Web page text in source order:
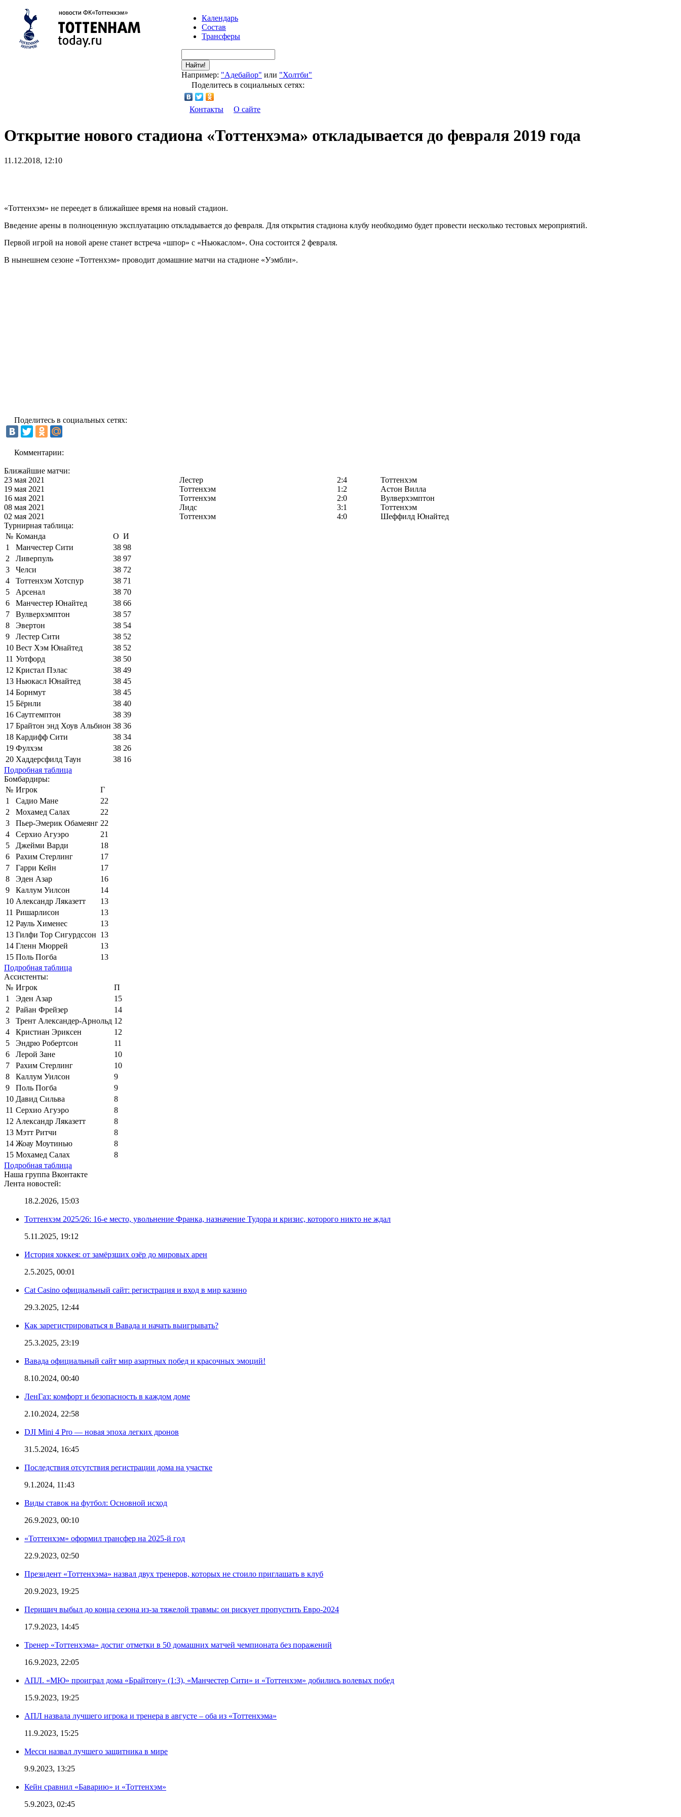
Календарь
Состав
Трансферы
Найти!
Например: "Адебайор" или "Холтби"
Поделитесь в социальных сетях:
Контакты О сайте
Открытие нового стадиона «Тоттенхэма» откладывается до февраля 2019 года
11.12.2018, 12:10
«Тоттенхэм» не переедет в ближайшее время на новый стадион.
Введение арены в полноценную эксплуатацию откладывается до февраля. Для открытия стадиона клубу необходимо будет провести несколько тестовых мероприятий.
Первой игрой на новой арене станет встреча «шпор» с «Ньюкаслом». Она состоится 2 февраля.
В нынешнем сезоне «Тоттенхэм» проводит домашние матчи на стадионе «Уэмбли».
Поделитесь в социальных сетях:
Комментарии:
Ближайшие матчи:
23 мая 2021
Лестер 2:4
Тоттенхэм
19 мая 2021
Тоттенхэм 1:2
Астон Вилла
16 мая 2021
Тоттенхэм 2:0
Вулверхэмптон
08 мая 2021
Лидс 3:1
Тоттенхэм
02 мая 2021
Тоттенхэм 4:0
Шеффилд Юнайтед
Турнирная таблица:
№ Команда О И
1
Манчестер Сити 38 98
2
Ливерпуль 38 97
3
Челси 38 72
4
Тоттенхэм Хотспур 38 71
5
Арсенал 38 70
6
Манчестер Юнайтед 38 66
7
Вулверхэмптон 38 57
8
Эвертон 38 54
9
Лестер Сити 38 52
10 Вест Хэм Юнайтед 38 52
11 Уотфорд 38 50
12 Кристал Пэлас 38 49
13 Ньюкасл Юнайтед 38 45
14 Борнмут 38 45
15 Бёрнли 38 40
16 Саутгемптон 38 39
17 Брайтон энд Хоув Альбион 38 36
18 Кардифф Сити 38 34
19 Фулхэм 38 26
20 Хаддерсфилд Таун 38 16
Подробная таблица
Бомбардиры:
№ Игрок
Г
1
Садио Мане
22
2
Мохамед Салах
22
3
Пьер-Эмерик Обамеянг 22
4
Серхио Агуэро
21
5
Джейми Варди
18
6
Рахим Стерлинг
17
7
Гарри Кейн
17
8
Эден Азар
16
9
Каллум Уилсон
14
10 Александр Ляказетт
13
11 Ришарлисон
13
12 Рауль Хименес
13
13 Гилфи Тор Сигурдссон 13
14 Гленн Мюррей
13
15 Поль Погба
13
Подробная таблица
Ассистенты:
№ Игрок
П
1
Эден Азар
15
2
Райан Фрейзер
14
3
Трент Александер-Арнольд 12
4
Кристиан Эриксен
12
5
Эндрю Робертсон
11
6
Лерой Зане
10
7
Рахим Стерлинг
10
8
Каллум Уилсон
9
9
Поль Погба
9
10 Давид Сильва
8
11 Серхио Агуэро
8
12 Александр Ляказетт
8
13 Мэтт Ритчи
8
14 Жоау Моутинью
8
15 Мохамед Салах
8
Подробная таблица
Наша группа Вконтакте
Лента новостей:
18.2.2026, 15:03
Тоттенхэм 2025/26: 16-е место, увольнение Франка, назначение Тудора и кризис, которого никто не ждал
5.11.2025, 19:12
История хоккея: от замёрзших озёр до мировых арен
2.5.2025, 00:01
Cat Casino официальный сайт: регистрация и вход в мир казино
29.3.2025, 12:44
Как зарегистрироваться в Вавада и начать выигрывать?
25.3.2025, 23:19
Вавада официальный сайт мир азартных побед и красочных эмоций!
8.10.2024, 00:40
ЛенГаз: комфорт и безопасность в каждом доме
2.10.2024, 22:58
DJI Mini 4 Pro — новая эпоха легких дронов
31.5.2024, 16:45
Последствия отсутствия регистрации дома на участке
9.1.2024, 11:43
Виды ставок на футбол: Основной исход
26.9.2023, 00:10
«Тоттенхэм» оформил трансфер на 2025-й год
22.9.2023, 02:50
Президент «Тоттенхэма» назвал двух тренеров, которых не стоило приглашать в клуб
20.9.2023, 19:25
Перишич выбыл до конца сезона из-за тяжелой травмы: он рискует пропустить Евро-2024
17.9.2023, 14:45
Тренер «Тоттенхэма» достиг отметки в 50 домашних матчей чемпионата без поражений
16.9.2023, 22:05
АПЛ. «МЮ» проиграл дома «Брайтону» (1:3), «Манчестер Сити» и «Тоттенхэм» добились волевых побед
15.9.2023, 19:25
АПЛ назвала лучшего игрока и тренера в августе – оба из «Тоттенхэма»
11.9.2023, 15:25
Месси назвал лучшего защитника в мире
9.9.2023, 13:25
Кейн сравнил «Баварию» и «Тоттенхэм»
5.9.2023, 02:45